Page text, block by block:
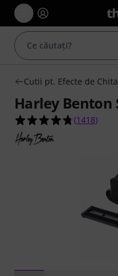
Cutii pt. Efecte de
Harley Benton
4.7 din 5
(1418)